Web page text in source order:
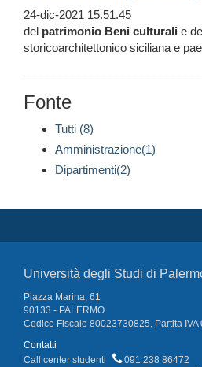
24-dic-2021 15.51.45
del patrimonio Beni culturali e
storicoarchitettonico siciliana e
Fonte
Tutti (8)
Amministrazione(1)
Dipartimenti(2)
Università degli Studi di
Piazza Marina, 61
90133 - PALERMO
Codice Fiscale 80023730825, Partita IVA
Contatti
Call center studenti
091 238 86472